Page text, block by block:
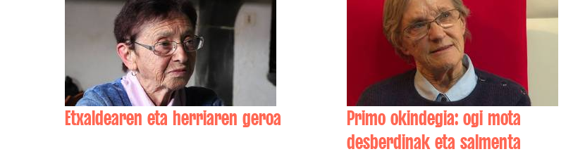
Etxaldearen eta herriaren geroa
Primo okindegia: ogi mota
desberdinak eta salmenta